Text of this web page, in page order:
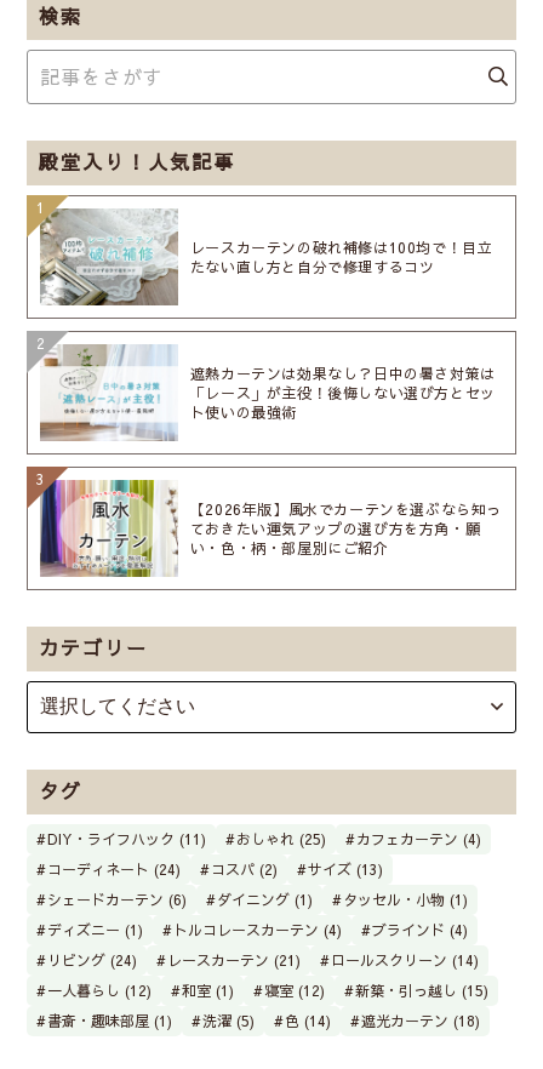
検索
殿堂入り！人気記事
レースカーテンの破れ補修は100均で！目立
たない直し方と自分で修理するコツ
遮熱カーテンは効果なし？日中の暑さ対策は
「レース」が主役！後悔しない選び方とセッ
ト使いの最強術
【2026年版】風水でカーテンを選ぶなら知っ
ておきたい運気アップの選び方を方角・願
い・色・柄・部屋別にご紹介
カテゴリー
タグ
DIY・ライフハック (11) おしゃれ (25)
カフェカーテン (4)
コーディネート (24)
コスパ (2)
サイズ (13)
シェードカーテン (6)
ダイニング (1)
タッセル・小物 (1)
ディズニー (1)
トルコレースカーテン (4)
ブラインド (4)
リビング (24)
レースカーテン (21)
ロールスクリーン (14)
一人暮らし (12)
和室 (1) 寝室 (12)
新築・引っ越し (15)
書斎・趣味部屋 (1)
洗濯 (5) 色 (14) 遮光カーテン (18)